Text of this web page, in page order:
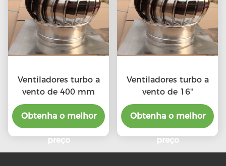
Ventiladores turbo a
vento de 400 mm
Obtenha o melhor
preço
Ventiladores turbo a
vento de 16"
Obtenha o melhor
preço